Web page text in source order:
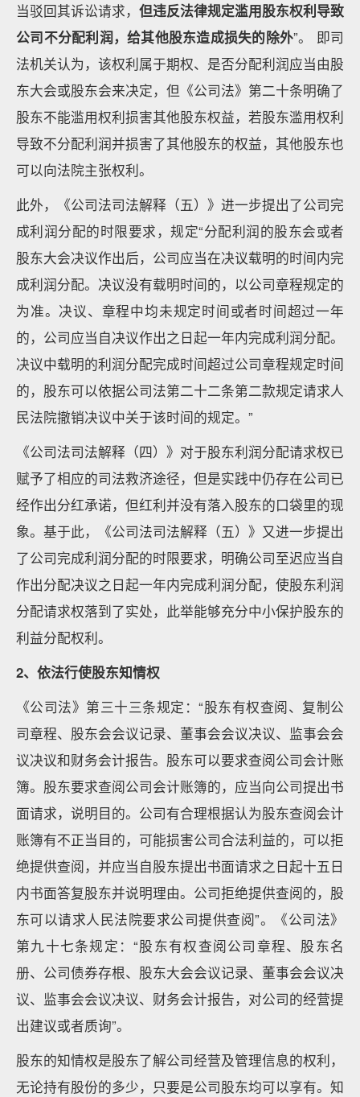
当驳回其诉讼请求， 但违反法律规定滥用股东权利导致
公司不分配利润，给其他股东造成损失的除外”。 即司
法机关认为，该权利属于期权、是否分配利润应当由股
东大会或股东会来决定，但《公司法》第二十条明确了
股东不能滥用权利损害其他股东权益，若股东滥用权利
导致不分配利润并损害了其他股东的权益，其他股东也
可以向法院主张权利。
此外，《公司法司法解释（五）》进一步提出了公司完
成利润分配的时限要求，规定“分配利润的股东会或者
股东大会决议作出后，公司应当在决议载明的时间内完
成利润分配。决议没有载明时间的，以公司章程规定的
为准。决议、章程中均未规定时间或者时间超过一年
的，公司应当自决议作出之日起一年内完成利润分配。
决议中载明的利润分配完成时间超过公司章程规定时间
的，股东可以依据公司法第二十二条第二款规定请求人
民法院撤销决议中关于该时间的规定。”
《公司法司法解释（四）》对于股东利润分配请求权已
赋予了相应的司法救济途径，但是实践中仍存在公司已
经作出分红承诺，但红利并没有落入股东的口袋里的现
象。基于此，《公司法司法解释（五）》又进一步提出
了公司完成利润分配的时限要求，明确公司至迟应当自
作出分配决议之日起一年内完成利润分配，使股东利润
分配请求权落到了实处，此举能够充分中小保护股东的
利益分配权利。
2、依法行使股东知情权
《公司法》第三十三条规定：“股东有权查阅、复制公
司章程、股东会会议记录、董事会会议决议、监事会会
议决议和财务会计报告。股东可以要求查阅公司会计账
簿。股东要求查阅公司会计账簿的，应当向公司提出书
面请求，说明目的。公司有合理根据认为股东查阅会计
账簿有不正当目的，可能损害公司合法利益的，可以拒
绝提供查阅，并应当自股东提出书面请求之日起十五日
内书面答复股东并说明理由。公司拒绝提供查阅的，股
东可以请求人民法院要求公司提供查阅”。《公司法》
第九十七条规定：“股东有权查阅公司章程、股东名
册、公司债券存根、股东大会会议记录、董事会会议决
议、监事会会议决议、财务会计报告，对公司的经营提
出建议或者质询”。
股东的知情权是股东了解公司经营及管理信息的权利，
无论持有股份的多少，只要是公司股东均可以享有。知